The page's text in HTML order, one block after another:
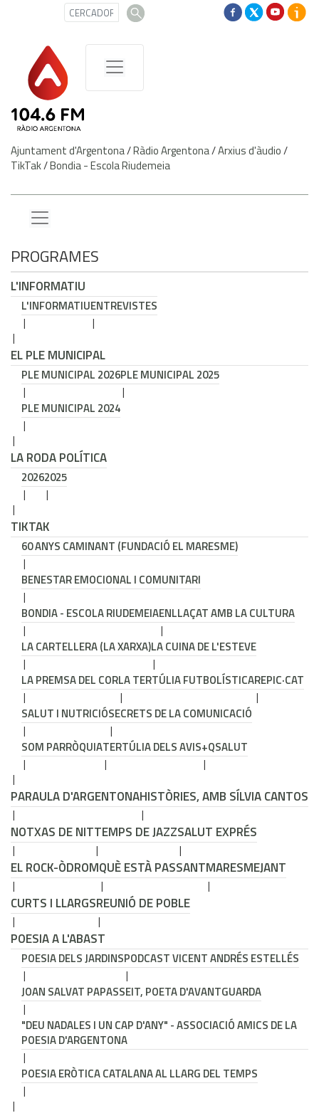
Ajuntament d'Argentona/Ràdio Argentona/Arxius d'àudio/
TikTak/Bondia - Escola Riudemeia
PROGRAMES
L'INFORMATIU
L'INFORMATIUENTREVISTES
EL PLE MUNICIPAL
PLE MUNICIPAL 2026PLE MUNICIPAL 2025
PLE MUNICIPAL 2024
LA RODA POLÍTICA
20262025
TIKTAK
60 ANYS CAMINANT (FUNDACIÓ EL MARESME)
BENESTAR EMOCIONAL I COMUNITARI
BONDIA - ESCOLA RIUDEMEIAENLLAÇAT AMB LA CULTURA
LA CARTELLERA (LA XARXA)LA CUINA DE L'ESTEVE
LA PREMSA DEL CORLA TERTÚLIA FUTBOLÍSTICAREPIC·CAT
SALUT I NUTRICIÓSECRETS DE LA COMUNICACIÓ
SOM PARRÒQUIATERTÚLIA DELS AVIS+QSALUT
PARAULA D'ARGENTONAHISTÒRIES, AMB SÍLVIA CANTOS
NOTXAS DE NITTEMPS DE JAZZSALUT EXPRÉS
EL ROCK-ÒDROMQUÈ ESTÀ PASSANTMARESMEJANT
CURTS I LLARGSREUNIÓ DE POBLE
POESIA A L'ABAST
POESIA DELS JARDINSPODCAST VICENT ANDRÉS ESTELLÉS
JOAN SALVAT PAPASSEIT, POETA D'AVANTGUARDA
"DEU NADALES I UN CAP D'ANY" - ASSOCIACIÓ AMICS DE LA
POESIA D'ARGENTONA
POESIA ERÒTICA CATALANA AL LLARG DEL TEMPS